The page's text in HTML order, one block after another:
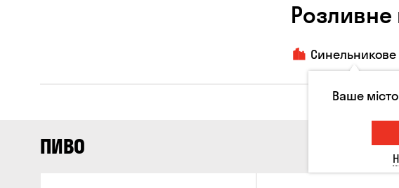
Синельникове
Всі товари
ПИВО
Ваше